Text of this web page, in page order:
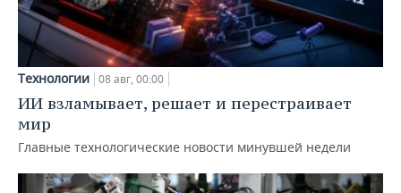
Технологии 08 авг, 00:00
ИИ взламывает, решает и перестраивает
мир
Главные технологические новости минувшей недели